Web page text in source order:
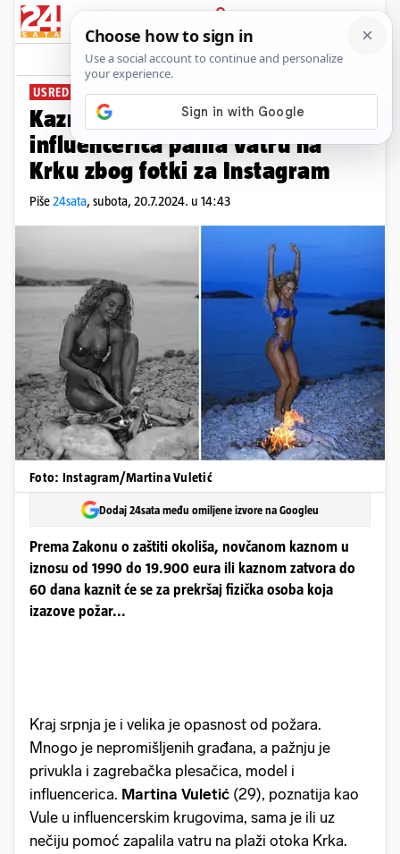
PRIJAVA
News Komentari
USRED SEZONE POŽARA
Kazne ogromne! Zagrebačka
influencerica palila vatru na
Krku zbog fotki za Instagram
Piše24sata, subota, 20.7.2024. u 14:43
Foto: Instagram/Martina Vuletić
Dodaj 24sata među omiljene izvore na Googleu
Prema Zakonu o zaštiti okoliša, novčanom kaznom u
iznosu od 1990 do 19.900 eura ili kaznom zatvora do
60 dana kaznit će se za prekršaj fizička osoba koja
izazove požar...
Kraj srpnja je i velika je opasnost od požara.
Mnogo je nepromišljenih građana, a pažnju je
privukla i zagrebačka plesačica, model i
influencerica. Martina Vuletić (29), poznatija kao
Vule u influencerskim krugovima, sama je ili uz
nečiju pomoć zapalila vatru na plaži otoka Krka.